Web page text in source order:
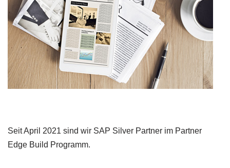
Seit April 2021 sind wir SAP Silver Partner im Partner
Edge Build Programm.